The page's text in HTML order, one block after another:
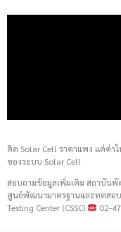
ติด Solar Cell ราคาแพง แต่ค่า
ของระบบ Solar Cell
สอบถามข้อมูลเพิ่มเติม สถาบัน
ศูนย์พัฒนามาตรฐานและทดสอบร
Testing Center (CSSC)
02-